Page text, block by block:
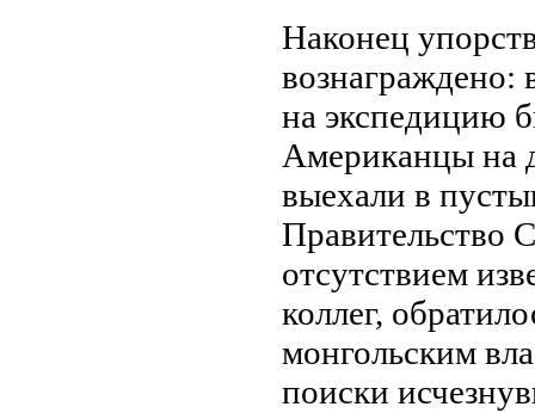
Наконец
вознаграждено:
на экспедицию
Американцы на
выехали в
Правительство
отсутствием
коллег,
монгольским
поиски